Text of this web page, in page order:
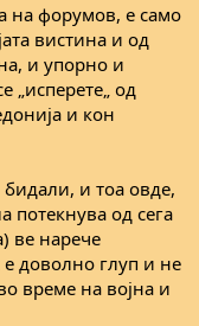
на форумов, е само
вистина и од
и упорно и
„исперете„ од
и кон
и тоа овде,
потекнува од сега
ве нарече
е доволно глуп и не
време на војна и